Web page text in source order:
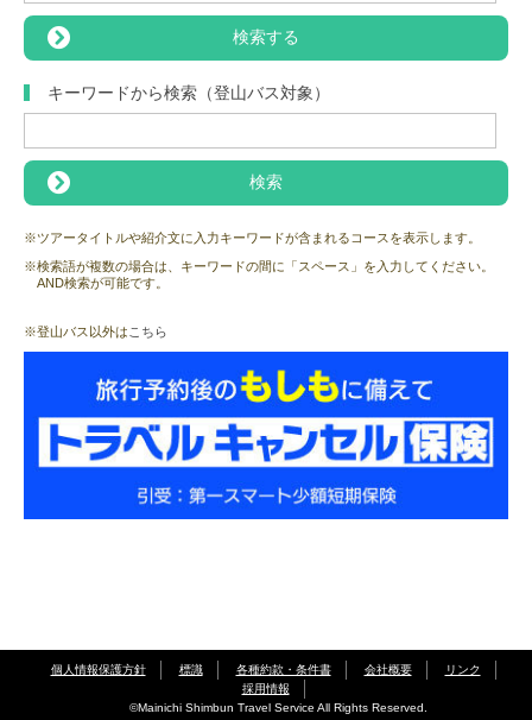
キーワードから検索（登山バス対象）
※ツアータイトルや紹介文に入力キーワードが含まれるコースを表示します。
※検索語が複数の場合は、キーワードの間に「スペース」を入力してください。
AND検索が可能です。
※登山バス以外は こちら
個人情報保護方針 標識 各種約款・条件書 会社概要
リンク
採用情報
©Mainichi Shimbun Travel Service All Rights Reserved.